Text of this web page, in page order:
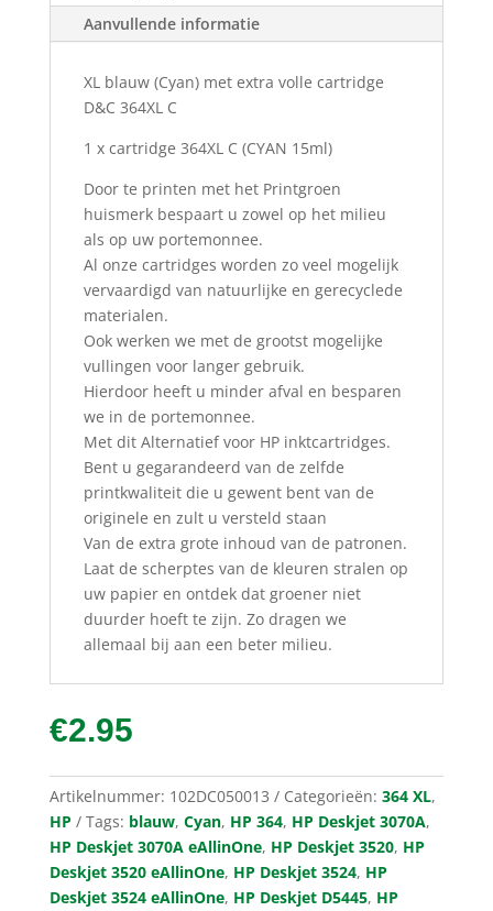
(15ML)
aantal
Aanvullende informatie
XL blauw (Cyan) met extra volle cartridge
D&C 364XL C
1 x cartridge 364XL C (CYAN 15ml)
Door te printen met het Printgroen
huismerk bespaart u zowel op het milieu
als op uw portemonnee.
Al onze cartridges worden zo veel mogelijk
vervaardigd van natuurlijke en gerecyclede
materialen.
Ook werken we met de grootst mogelijke
vullingen voor langer gebruik.
Hierdoor heeft u minder afval en besparen
we in de portemonnee.
Met dit Alternatief voor HP inktcartridges.
Bent u gegarandeerd van de zelfde
printkwaliteit die u gewent bent van de
originele en zult u versteld staan
Van de extra grote inhoud van de patronen.
Laat de scherptes van de kleuren stralen op
uw papier en ontdek dat groener niet
duurder hoeft te zijn. Zo dragen we
allemaal bij aan een beter milieu.
€2.95
Artikelnummer: 102DC050013 Categorieën: 364 XL,
HP
Tags: blauw, Cyan, HP 364, HP Deskjet 3070A,
HP Deskjet 3070A eAllinOne, HP Deskjet 3520, HP
Deskjet 3520 eAllinOne, HP Deskjet 3524, HP
Deskjet 3524 eAllinOne, HP Deskjet D5445, HP